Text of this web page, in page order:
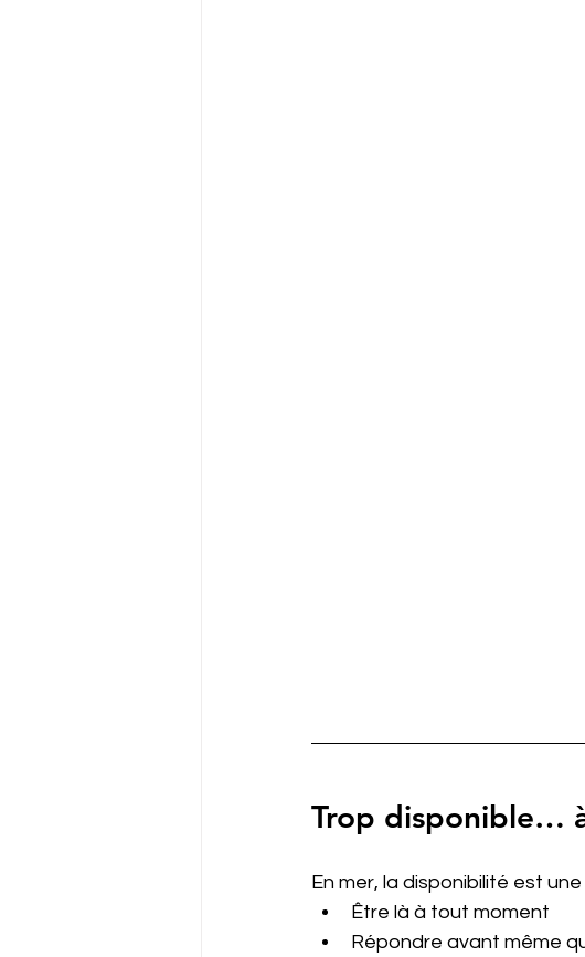
Trop disponible…
En mer, la disponibilité est
Être là à tout moment
Répondre avant même